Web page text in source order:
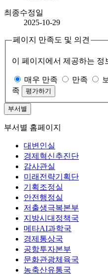
최종수정일
2025-10-29
페이지 만족도 및 의견
이 페이지에서 제공하는 정
매우 만족 만족
족
부서별
부서별 홈페이지
대변인실
경제혁신추진단
감사관실
미래전략기획단
기획조정실
안전행정실
저출생극복본부
지방시대정책국
메타AI과학국
경제통상국
공항투자본부
문화관광체육국
농축산유통국